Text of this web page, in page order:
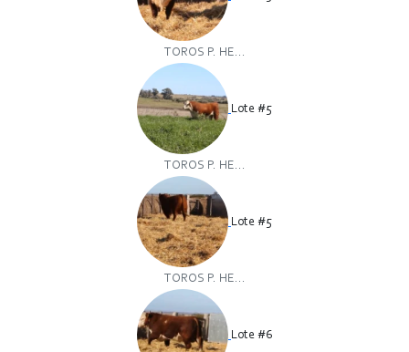
TOROS P. HE...
Lote #5
TOROS P. HE...
Lote #5
TOROS P. HE...
Lote #6